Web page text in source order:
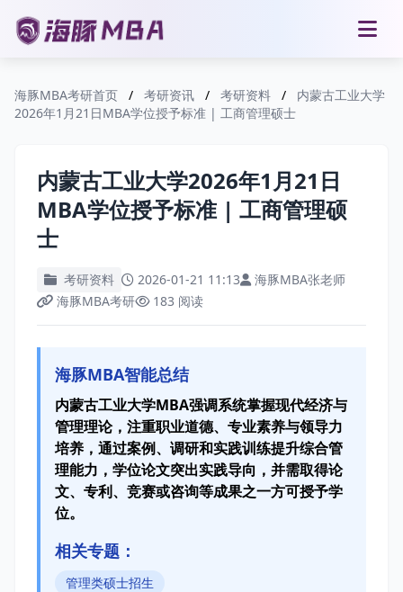
海豚MBA考研首页 / 考研资讯 / 考研资料 /
内蒙古工业大学
2026年1月21日MBA学位授予标准 | 工商管理硕士
内蒙古工业大学2026年1月21日
MBA学位授予标准 | 工商管理硕
士
考研资料 2026-01-21 11:13
海豚MBA张老师
海豚MBA考研
183 阅读
海豚MBA智能总结
内蒙古工业大学MBA强调系统掌握现代经济与
管理理论，注重职业道德、专业素养与领导力
培养，通过案例、调研和实践训练提升综合管
理能力，学位论文突出实践导向，并需取得论
文、专利、竞赛或咨询等成果之一方可授予学
位。
相关专题：
管理类硕士招生